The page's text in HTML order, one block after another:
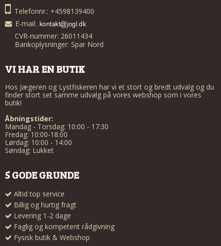
Telefonnr.: +4598139400
E-mail:
CVR-nummer: 26011434
Bankoplysninger: Spar Nord
VI HAR EN BUTIK
Hos Jægeren og Lystfiskeren har vi et stort og bredt udvalg og du
finder stort set samme udvalg på vores webshop som i vores
butik!
Åbningstider:
Mandag - Torsdag: 10:00 - 17:30
Fredag: 10:00-18:00
Lørdag: 10:00 - 14:00
Søndag: Lukket
5 GODE GRUNDE
Altid top service
Billig og hurtig fragt
Levering 1-2 dage
Faglig og kompetent rådgivning
Fysisk butik & Webshop